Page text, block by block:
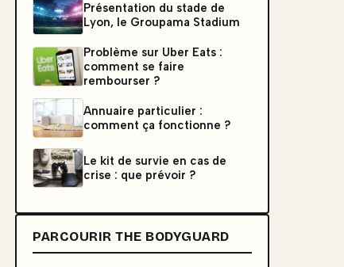
Présentation du stade de
Lyon, le Groupama Stadium
Problème sur Uber Eats :
comment se faire
rembourser ?
Annuaire particulier :
comment ça fonctionne ?
Le kit de survie en cas de
crise : que prévoir ?
PARCOURIR THE BODYGUARD